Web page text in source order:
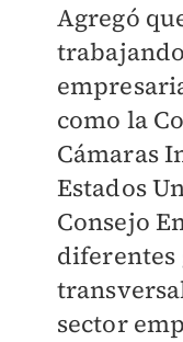
Agregó
como la
Cámaras
Estados
Consejo
diferentes
sector